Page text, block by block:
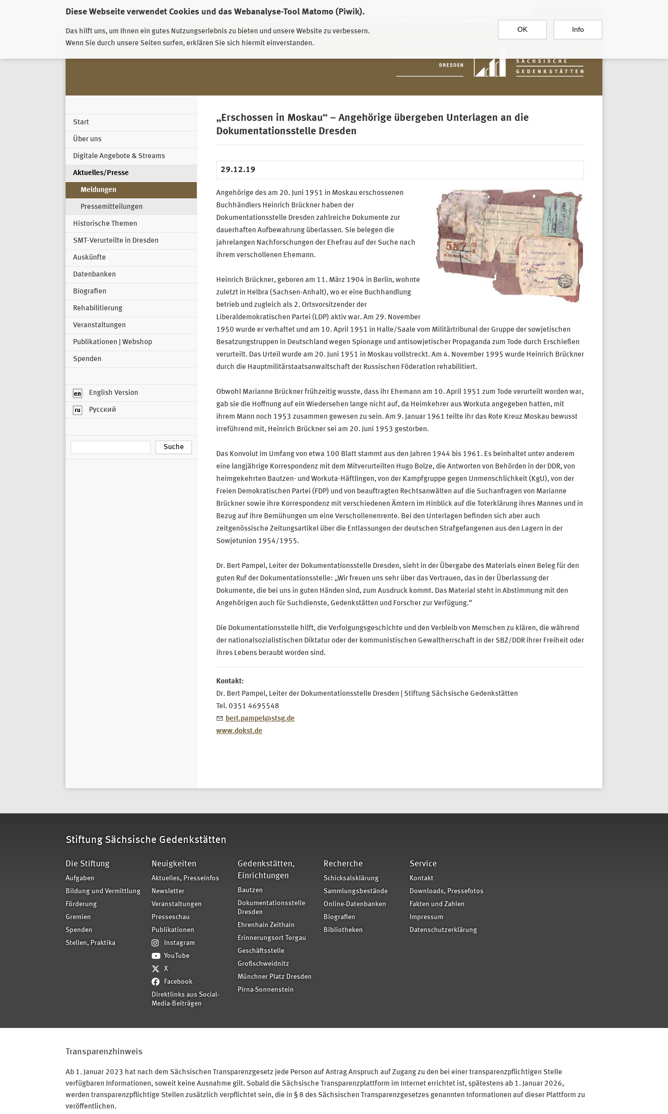
Diese Webseite verwendet Cookies und das Webanalyse-Tool Matomo (Piwik).
Das hilft uns, um Ihnen ein gutes Nutzungserlebnis zu bieten und unsere Website zu verbessern.
Wenn Sie durch unsere Seiten surfen, erklären Sie sich hiermit einverstanden.
OK Info
EHRENHAIN ZEITHAIN MÜNCHNER PLATZ DRESDEN
Start
Über uns
Digitale Angebote & Streams
Aktuelles/Presse
Meldungen
Pressemitteilungen
Historische Themen
SMT-Verurteilte in Dresden
Auskünfte
Datenbanken
Biografien
Rehabilitierung
Veranstaltungen
Publikationen | Webshop
Spenden
English Version
Русский
„Erschossen in Moskau“ – Angehörige übergeben Unterlagen an die
Dokumentationsstelle Dresden
29.12.19
Angehörige des am 20. Juni 1951 in Moskau erschossenen
Buchhändlers Heinrich Brückner haben der
Dokumentationsstelle Dresden zahlreiche Dokumente zur
dauerhaften Aufbewahrung überlassen. Sie belegen die
jahrelangen Nachforschungen der Ehefrau auf der Suche nach
ihrem verschollenen Ehemann.
Heinrich Brückner, geboren am 11. März 1904 in Berlin, wohnte
zuletzt in Helbra (Sachsen-Anhalt), wo er eine Buchhandlung
betrieb und zugleich als 2. Ortsvorsitzender der
Liberaldemokratischen Partei (LDP) aktiv war. Am 29. November
1950 wurde er verhaftet und am 10. April 1951 in Halle/Saale vom Militärtribunal der Gruppe der sowjetischen
Besatzungstruppen in Deutschland wegen Spionage und antisowjetischer Propaganda zum Tode durch Erschießen
verurteilt. Das Urteil wurde am 20. Juni 1951 in Moskau vollstreckt. Am 4. November 1995 wurde Heinrich Brückner
durch die Hauptmilitärstaatsanwaltschaft der Russischen Föderation rehabilitiert.
Obwohl Marianne Brückner frühzeitig wusste, dass ihr Ehemann am 10. April 1951 zum Tode verurteilt worden war,
gab sie die Hoffnung auf ein Wiedersehen lange nicht auf, da Heimkehrer aus Workuta angegeben hatten, mit
ihrem Mann noch 1953 zusammen gewesen zu sein. Am 9. Januar 1961 teilte ihr das Rote Kreuz Moskau bewusst
irreführend mit, Heinrich Brückner sei am 20. Juni 1953 gestorben.
Das Konvolut im Umfang von etwa 100 Blatt stammt aus den Jahren 1944 bis 1961. Es beinhaltet unter anderem
eine langjährige Korrespondenz mit dem Mitverurteilten Hugo Bolze, die Antworten von Behörden in der DDR, von
heimgekehrten Bautzen- und Workuta-Häftlingen, von der Kampfgruppe gegen Unmenschlichkeit (KgU), von der
Freien Demokratischen Partei (FDP) und von beauftragten Rechtsanwälten auf die Suchanfragen von Marianne
Brückner sowie ihre Korrespondenz mit verschiedenen Ämtern im Hinblick auf die Toterklärung ihres Mannes und in
Bezug auf ihre Bemühungen um eine Verschollenenrente. Bei den Unterlagen befinden sich aber auch
zeitgenössische Zeitungsartikel über die Entlassungen der deutschen Strafgefangenen aus den Lagern in der
Sowjetunion 1954/1955.
Dr. Bert Pampel, Leiter der Dokumentationsstelle Dresden, sieht in der Übergabe des Materials einen Beleg für den
guten Ruf der Dokumentationsstelle: „Wir freuen uns sehr über das Vertrauen, das in der Überlassung der
Dokumente, die bei uns in guten Händen sind, zum Ausdruck kommt. Das Material steht in Abstimmung mit den
Angehörigen auch für Suchdienste, Gedenkstätten und Forscher zur Verfügung.“
Die Dokumentationsstelle hilft, die Verfolgungsgeschichte und den Verbleib von Menschen zu klären, die während
der nationalsozialistischen Diktatur oder der kommunistischen Gewaltherrschaft in der SBZ/DDR ihrer Freiheit oder
ihres Lebens beraubt worden sind.
Kontakt:
Dr. Bert Pampel, Leiter der Dokumentationsstelle Dresden | Stiftung Sächsische Gedenkstätten
Tel. 0351 4695548
bert.pampel@stsg.de
www.dokst.de
Stiftung Sächsische Gedenkstätten
Die Stiftung
Aufgaben
Bildung und Vermittlung
Förderung
Gremien
Spenden
Stellen, Praktika
Neuigkeiten
Aktuelles, Presseinfos
Newsletter
Veranstaltungen
Presseschau
Publikationen
Instagram
YouTube
X
Facebook
Direktlinks aus Social-
Media-Beiträgen
Gedenkstätten,
Einrichtungen
Bautzen
Dokumentationsstelle
Dresden
Ehrenhain Zeithain
Erinnerungsort Torgau
Geschäftsstelle
Großschweidnitz
Münchner Platz Dresden
Pirna-Sonnenstein
Recherche
Schicksalsklärung
Sammlungsbestände
Online-Datenbanken
Biografien
Bibliotheken
Service
Kontakt
Downloads, Pressefotos
Fakten und Zahlen
Impressum
Datenschutzerklärung
Transparenzhinweis
Ab 1. Januar 2023 hat nach dem Sächsischen Transparenzgesetz jede Person auf Antrag Anspruch auf Zugang zu den bei einer transparenzpflichtigen Stelle
verfügbaren Informationen, soweit keine Ausnahme gilt. Sobald die Sächsische Transparenzplattform im Internet errichtet ist, spätestens ab 1. Januar 2026,
werden transparenzpflichtige Stellen zusätzlich verpflichtet sein, die in § 8 des Sächsischen Transparenzgesetzes genannten Informationen auf dieser Plattform zu
veröffentlichen.